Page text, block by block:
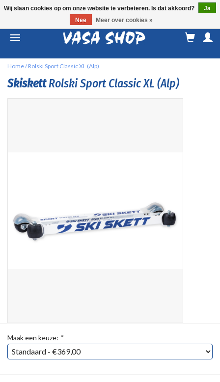
Home/Rolski Sport Classic XL (Alp)
SkiskettRolski Sport Classic XL (Alp)
Maak een keuze: *
Wij slaan cookies op om onze website te verbeteren. Is dat akkoord?
Ja
Nee
Meer over cookies »